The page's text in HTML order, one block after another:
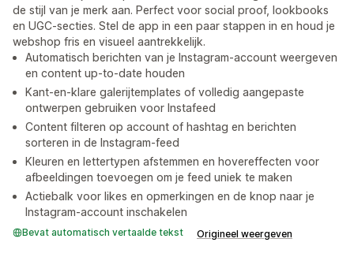
de stijl van je merk aan. Perfect voor social proof, lookbooks
en UGC-secties. Stel de app in een paar stappen in en houd je
webshop fris en visueel aantrekkelijk.
Automatisch berichten van je Instagram-account weergeven
en content up-to-date houden
Kant-en-klare galerijtemplates of volledig aangepaste
ontwerpen gebruiken voor Instafeed
Content filteren op account of hashtag en berichten
sorteren in de Instagram-feed
Kleuren en lettertypen afstemmen en hovereffecten voor
afbeeldingen toevoegen om je feed uniek te maken
Actiebalk voor likes en opmerkingen en de knop naar je
Instagram-account inschakelen
Bevat automatisch vertaalde tekst Origineel weergeven